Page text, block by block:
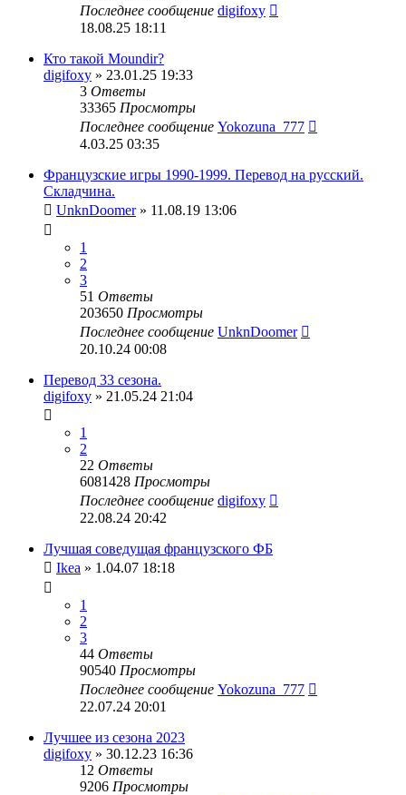
Последнее сообщение digifoxy
18.08.25 18:11
Кто такой Moundir?
digifoxy » 23.01.25 19:33
3 Ответы
33365 Просмотры
Последнее сообщение Yokozuna_777
4.03.25 03:35
Французские игры 1990-1999. Перевод на русский.
Складчина.
UnknDoomer» 11.08.19 13:06
1
2
3
51 Ответы
203650 Просмотры
Последнее сообщение UnknDoomer
20.10.24 00:08
Перевод 33 сезона.
digifoxy » 21.05.24 21:04
1
2
22 Ответы
6081428 Просмотры
Последнее сообщение digifoxy
22.08.24 20:42
Лучшая соведущая французского ФБ
Ikea » 1.04.07 18:18
1
2
3
44 Ответы
90540 Просмотры
Последнее сообщение Yokozuna_777
22.07.24 20:01
Лучшее из сезона 2023
digifoxy » 30.12.23 16:36
12 Ответы
9206 Просмотры